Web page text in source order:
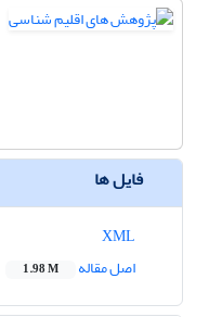
فایل ها
اصل مقاله
1.98 M